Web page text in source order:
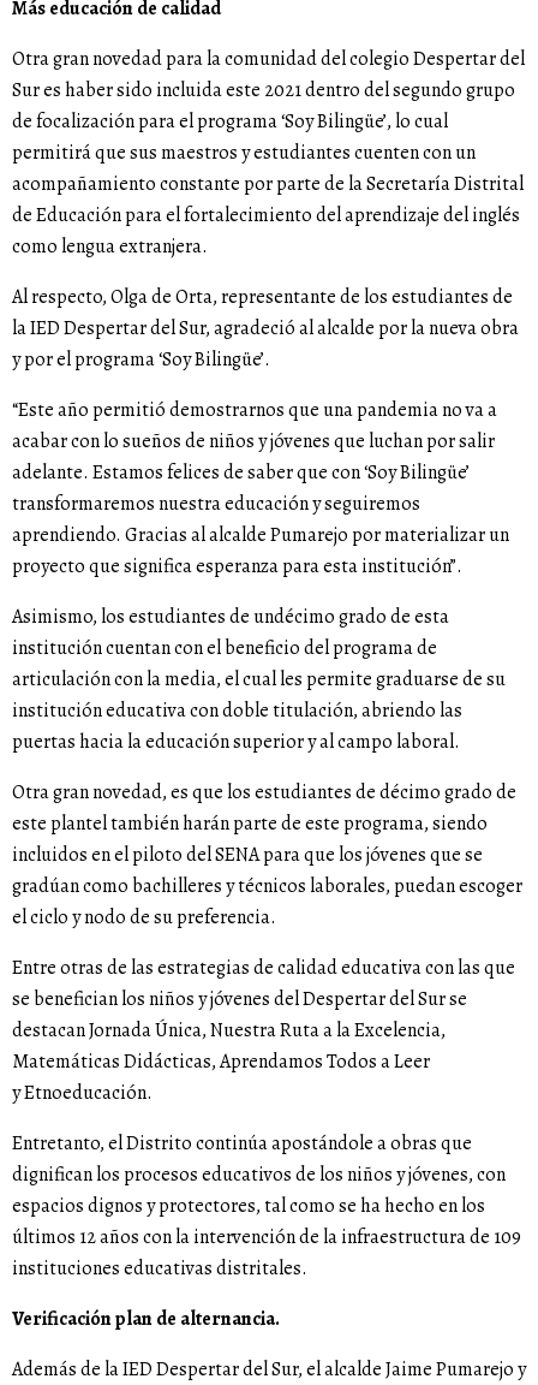
Más educación de calidad
Otra gran novedad para la comunidad del colegio Despertar del
Sur es haber sido incluida este 2021 dentro del segundo grupo
de focalización para el programa ‘Soy Bilingüe’, lo cual
permitirá que sus maestros y estudiantes cuenten con un
acompañamiento constante por parte de la Secretaría Distrital
de Educación para el fortalecimiento del aprendizaje del inglés
como lengua extranjera.
Al respecto, Olga de Orta, representante de los estudiantes de
la IED Despertar del Sur, agradeció al alcalde por la nueva obra
y por el programa ‘Soy Bilingüe’.
“Este año permitió demostrarnos que una pandemia no va a
acabar con lo sueños de niños y jóvenes que luchan por salir
adelante. Estamos felices de saber que con ‘Soy Bilingüe’
transformaremos nuestra educación y seguiremos
aprendiendo. Gracias al alcalde Pumarejo por materializar un
proyecto que significa esperanza para esta institución”.
Asimismo, los estudiantes de undécimo grado de esta
institución cuentan con el beneficio del programa de
articulación con la media, el cual les permite graduarse de su
institución educativa con doble titulación, abriendo las
puertas hacia la educación superior y al campo laboral.
Otra gran novedad, es que los estudiantes de décimo grado de
este plantel también harán parte de este programa, siendo
incluidos en el piloto del SENA para que los jóvenes que se
gradúan como bachilleres y técnicos laborales, puedan escoger
el ciclo y nodo de su preferencia.
Entre otras de las estrategias de calidad educativa con las que
se benefician los niños y jóvenes del Despertar del Sur se
destacan Jornada Única, Nuestra Ruta a la Excelencia,
Matemáticas Didácticas, Aprendamos Todos a Leer
y Etnoeducación.
Entretanto, el Distrito continúa apostándole a obras que
dignifican los procesos educativos de los niños y jóvenes, con
espacios dignos y protectores, tal como se ha hecho en los
últimos 12 años con la intervención de la infraestructura de 109
instituciones educativas distritales.
Verificación plan de alternancia.
Además de la IED Despertar del Sur, el alcalde Jaime Pumarejo y